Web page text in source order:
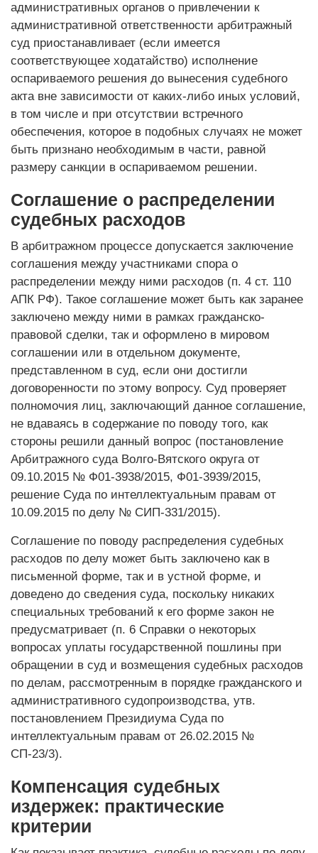
административных органов о привлечении к
административной ответственности арбитражный
суд приостанавливает (если имеется
соответствующее ходатайство) исполнение
оспариваемого решения до вынесения судебного
акта вне зависимости от каких-либо иных условий,
в том числе и при отсутствии встречного
обеспечения, которое в подобных случаях не может
быть признано необходимым в части, равной
размеру санкции в оспариваемом решении.
Соглашение о распределении
судебных расходов
В арбитражном процессе допускается заключение
соглашения между участниками спора о
распределении между ними расходов (п. 4 ст. 110
АПК РФ). Такое соглашение может быть как заранее
заключено между ними в рамках гражданско-
правовой сделки, так и оформлено в мировом
соглашении или в отдельном документе,
представленном в суд, если они достигли
договоренности по этому вопросу. Суд проверяет
полномочия лиц, заключающий данное соглашение,
не вдаваясь в содержание по поводу того, как
стороны решили данный вопрос (постановление
Арбитражного суда Волго-Вятского округа от
09.10.2015 № Ф01-3938/2015, Ф01-3939/2015,
решение Суда по интеллектуальным правам от
10.09.2015 по делу № СИП-331/2015).
Соглашение по поводу распределения судебных
расходов по делу может быть заключено как в
письменной форме, так и в устной форме, и
доведено до сведения суда, поскольку никаких
специальных требований к его форме закон не
предусматривает (п. 6 Справки о некоторых
вопросах уплаты государственной пошлины при
обращении в суд и возмещения судебных расходов
по делам, рассмотренным в порядке гражданского и
административного судопроизводства, утв.
постановлением Президиума Суда по
интеллектуальным правам от 26.02.2015 №
СП-23/3).
Компенсация судебных
издержек: практические
критерии